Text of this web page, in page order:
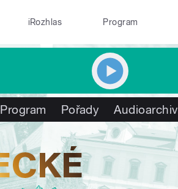
iRozhlas Program
Program Pořady Audioarchiv